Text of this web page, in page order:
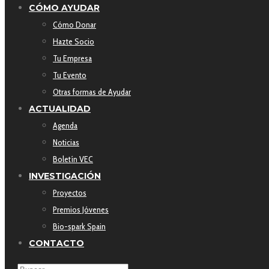
CÓMO AYUDAR
Cómo Donar
Hazte Socio
Tu Empresa
Tu Evento
Otras formas de Ayudar
ACTUALIDAD
Agenda
Noticias
Boletín VEC
INVESTIGACIÓN
Proyectos
Premios Jóvenes
Bio-spark Spain
CONTACTO